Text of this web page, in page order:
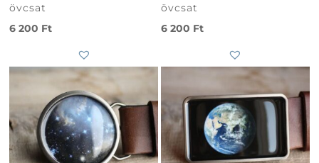
övcsat
6 200 Ft
övcsat
6 200 Ft